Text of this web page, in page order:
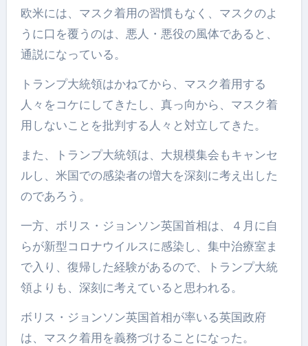
欧米には、マスク着用の習慣もなく、マスクのよ
うに口を覆うのは、悪人・悪役の風体であると、
通説になっている。
トランプ大統領はかねてから、マスク着用する
人々をコケにしてきたし、真っ向から、マスク着
用しないことを批判する人々と対立してきた。
また、トランプ大統領は、大規模集会もキャンセ
ルし、米国での感染者の増大を深刻に考え出した
のであろう。
一方、ボリス・ジョンソン英国首相は、４月に自
らが新型コロナウイルスに感染し、集中治療室ま
で入り、復帰した経験があるので、トランプ大統
領よりも、深刻に考えていると思われる。
ボリス・ジョンソン英国首相が率いる英国政府
は、マスク着用を義務づけることになった。